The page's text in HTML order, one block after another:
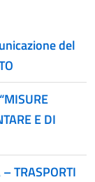
del
E DI
TRASPORTI